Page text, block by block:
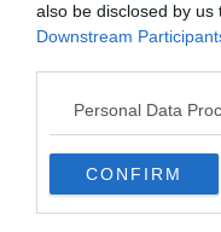
also be disclosed by
Downstream
Personal Data
CONFIRM
MONDO
Nuovo video su
cercano di